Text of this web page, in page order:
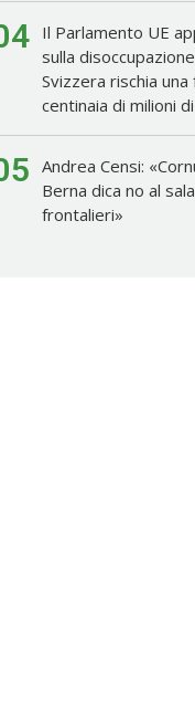
Il Parlamento UE
sulla
Svizzera rischia
centinaia di milioni
Andrea Censi:
Berna dica no al
frontalieri»